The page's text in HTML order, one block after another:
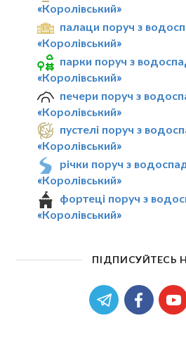
«Королівський»
палаци поруч з
«Королівський»
парки поруч з
«Королівський»
печери поруч з
«Королівський»
пустелі поруч з
«Королівський»
річки поруч з
«Королівський»
фортеці поруч з
«Королівський»
ПІДПИСУЙТЕСЬ